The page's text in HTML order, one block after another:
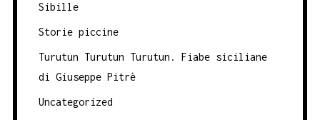
Sibille
Storie piccine
Turutun Turutun Turutun. Fiabe siciliane
di Giuseppe Pitrè
Uncategorized